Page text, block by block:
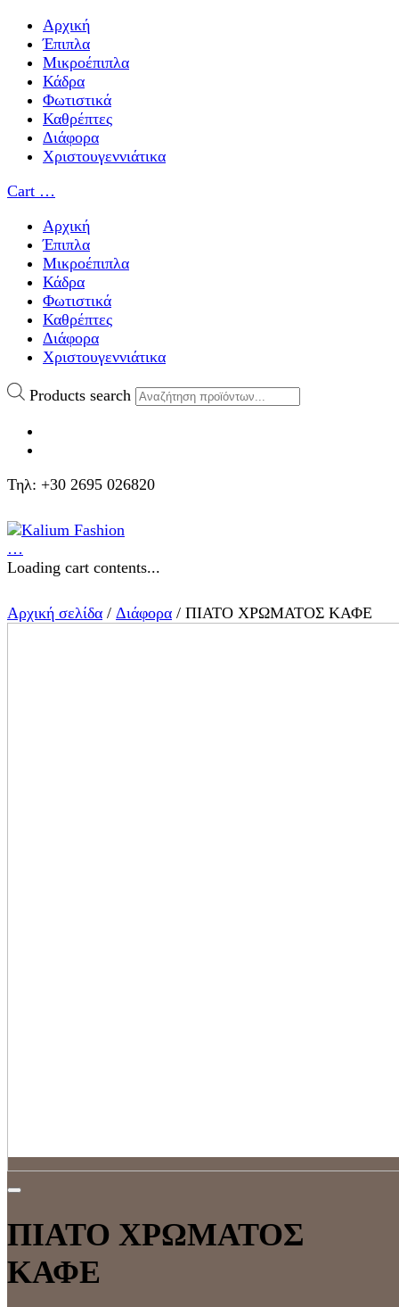
Αρχική
Έπιπλα
Μικροέπιπλα
Κάδρα
Φωτιστικά
Καθρέπτες
Διάφορα
Χριστουγεννιάτικα
Cart …
Αρχική
Έπιπλα
Μικροέπιπλα
Κάδρα
Φωτιστικά
Καθρέπτες
Διάφορα
Χριστουγεννιάτικα
Products search
Τηλ: +30 2695 026820
…
Loading cart contents...
Αρχική σελίδα / Διάφορα / ΠΙΑΤΟ ΧΡΩΜΑΤΟΣ ΚΑΦΕ
ΠΙΑΤΟ ΧΡΩΜΑΤΟΣ
ΚΑΦΕ